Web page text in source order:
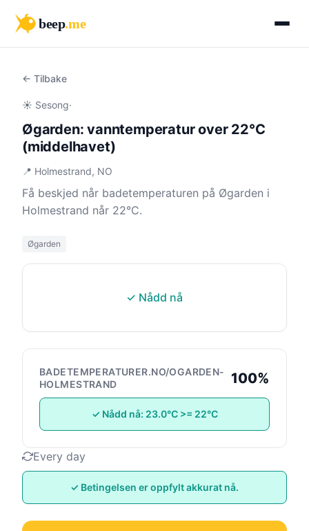
beep.me
← Tilbake
☀️ Sesong·
Øgarden: vanntemperatur over 22°C
(middelhavet)
📍 Holmestrand, NO
Få beskjed når badetemperaturen på Øgarden i
Holmestrand når 22°C.
Øgarden
✓ Nådd nå
BADETEMPERATURER.NO/OGARDEN-
HOLMESTRAND
100%
✓ Nådd nå: 23.0°C >= 22°C
Every day
✓ Betingelsen er oppfylt akkurat nå.